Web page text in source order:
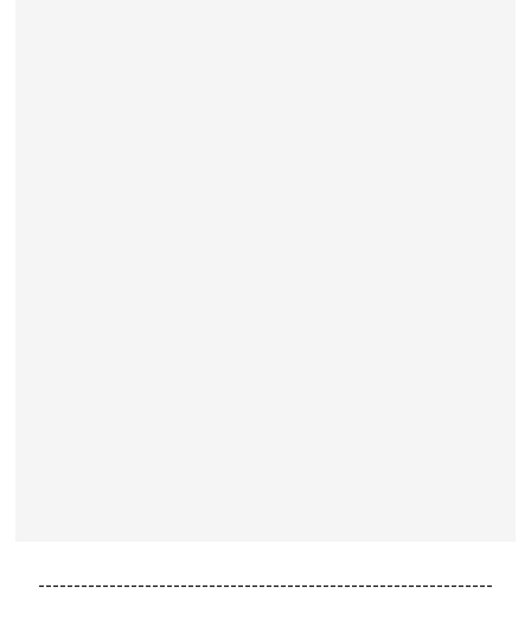
----------------------------------------------------------------